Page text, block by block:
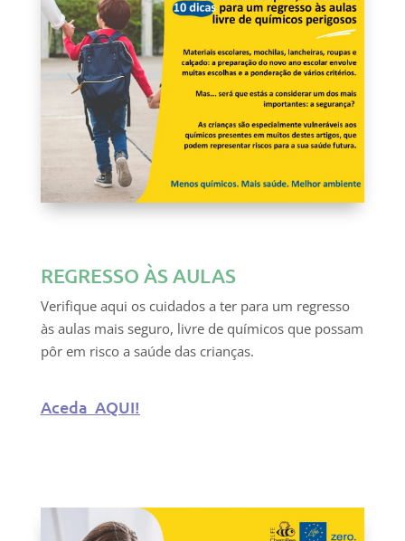
REGRESSO ÀS AULAS
Verifique aqui os cuidados a ter para um regresso
às aulas mais seguro, livre de químicos que possam
pôr em risco a saúde das crianças.
Aceda AQUI!